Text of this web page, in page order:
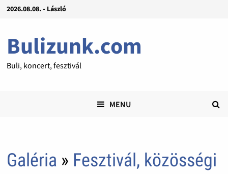
2026.08.08. - László
Bulizunk.com
Buli, koncert, fesztivál
MENU
Galéria » Fesztivál, közösségi